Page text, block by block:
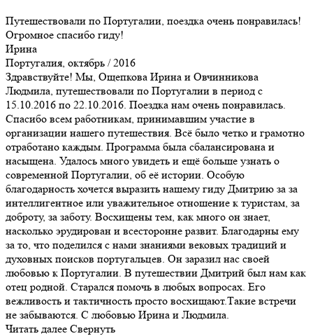
Путешествовали по Португалии, поездка очень понравилась!
Огромное спасибо гиду!
Ирина
Португалия, октябрь / 2016
Здравствуйте! Мы, Ощепкова Ирина и Овчинникова
Людмила, путешествовали по Португалии в период с
15.10.2016 по 22.10.2016. Поездка нам очень понравилась.
Спасибо всем работникам, принимавшим участие в
организации нашего путешествия. Всё было четко и грамотно
отработано каждым. Программа была сбалансирована и
насыщена. Удалось много увидеть и ещё больше узнать о
современной Португалии, об её истории. Особую
благодарность хочется выразить нашему гиду Дмитрию за за
интеллигентное или уважительное отношение к туристам, за
доброту, за заботу. Восхищены тем, как много он знает,
насколько эрудирован и всесторонне развит. Благодарны ему
за то, что поделился с нами знаниями вековых традиций и
духовных поисков португальцев. Он заразил нас своей
любовью к Португалии. В путешествии Дмитрий был нам как
отец родной. Старался помочь в любых вопросах. Его
вежливость и тактичность просто восхищают.Такие встречи
не забываются. С любовью Ирина и Людмила.
Читать далее Свернуть